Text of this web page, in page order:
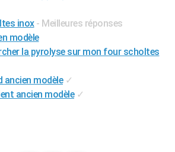
inox - Meilleures réponses
modèle
la pyrolyse sur mon four scholtes
ancien modèle ✓
ancien modèle ✓